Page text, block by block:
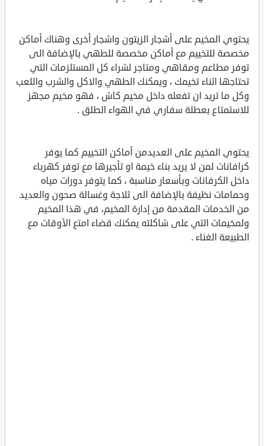
يحتوي المخيم على أشجار الزيتون واشجار أخرى وهناك أماكن
مخصصة للتخييم مع أماكن مخصصة للطهي بالإضافة الى
توفر مطاعم ومقاهي ومتاجر لشراء كل المستلزمات التي
تحتاجها اثناء تخيمك ، ويمكنك الطهي والاكل والشرب واللعب
وكل ما تريد ان تفعله داخل مخيم كاش ، فهو مخيم مجهز
للاستمتاع بعطلة سفاري في الهواء الطلق .
يحتوي المخيم على العديدمن أماكن التخييم كما يوفر
كرافانات لمن لا يريد بناء خيمة او تأجيرها مع توفر كهرباء
داخل الكرفانات وبأسعار مناسبة ، كما يتوفر دورات مياه
وحمامات نظيفة بالإضافة الى ثلاجة وغسالة صحون والعديد
من الخدمات المقدمة من إدارة المخيم، في هذا المخيم
ولمخيمات التي على شاكلته يمكنك قضاء امتع الأوقات مع
الطبيعة الغناء .